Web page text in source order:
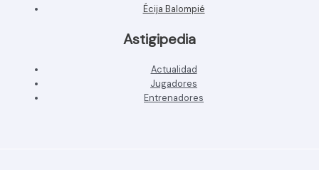
Écija Balompié
Astigipedia
Actualidad
Jugadores
Entrenadores